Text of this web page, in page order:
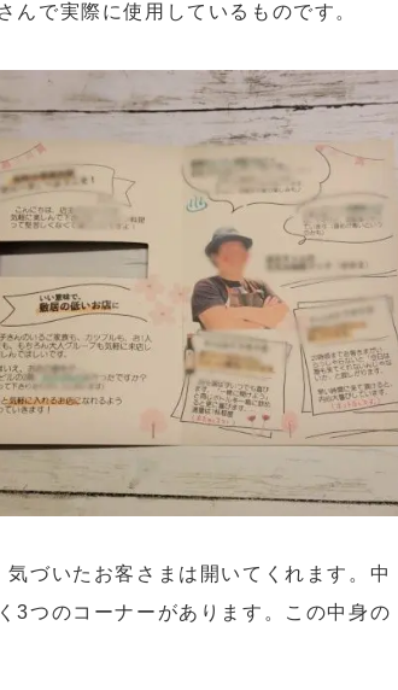
んで実際に使用しているものです。
づいたお客さまは開いてくれます。中
3つのコーナーがあります。この中身の